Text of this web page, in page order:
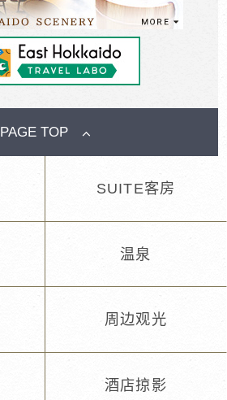
PAGE TOP
SUITE客房
温泉
周边观光
酒店掠影